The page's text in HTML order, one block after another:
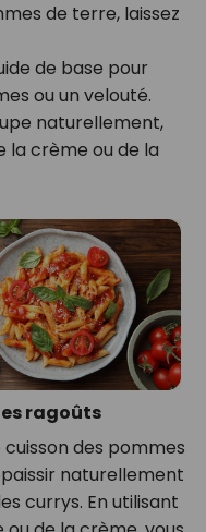
de terre, laissez
de base pour
ou un velouté.
naturellement,
la crème ou de la
ragoûts
cuisson des pommes
naturellement
currys. En utilisant